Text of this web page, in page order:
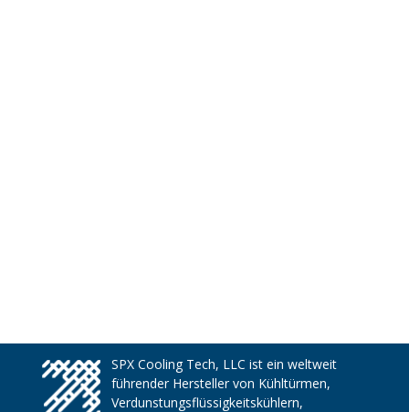
SPX Cooling Tech, LLC ist ein weltweit
führender Hersteller von Kühltürmen,
Verdunstungsflüssigkeitskühlern,